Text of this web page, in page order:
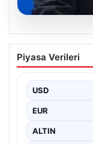
07.08.2026
Bakan
sektörüne
Bakanlıktan
Piyasa Verileri
USD
EUR
ALTIN